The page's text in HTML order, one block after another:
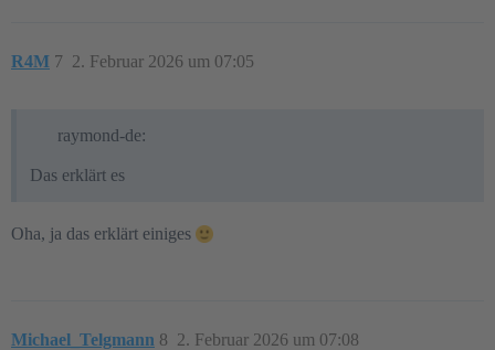
R4M 2. Februar 2026 um 07:05
7
raymond-de:
Das erklärt es
Oha, ja das erklärt einiges
Michael_Telgmann 2. Februar 2026 um 07:08
8